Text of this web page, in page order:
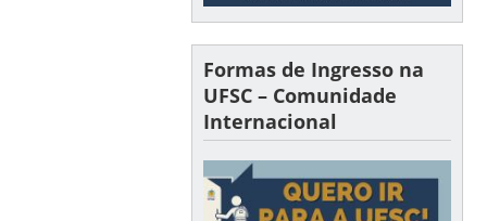
Formas de Ingresso na
UFSC – Comunidade
Internacional